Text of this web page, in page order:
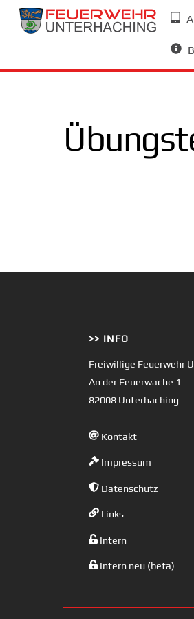
Skip
>> INFO
Freiwillige Feuerwehr
An der Feuerwache 1
82008 Unterhaching
Kontakt
Impressum
Datenschutz
Links
Intern
Intern neu (beta)